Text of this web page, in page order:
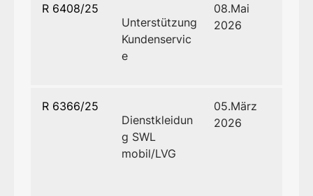
R 6408/25
Unterstützung
Kundenservic
e
08.Mai
2026
R 6366/25
Dienstkleidun
g SWL
mobil/LVG
05.März
2026